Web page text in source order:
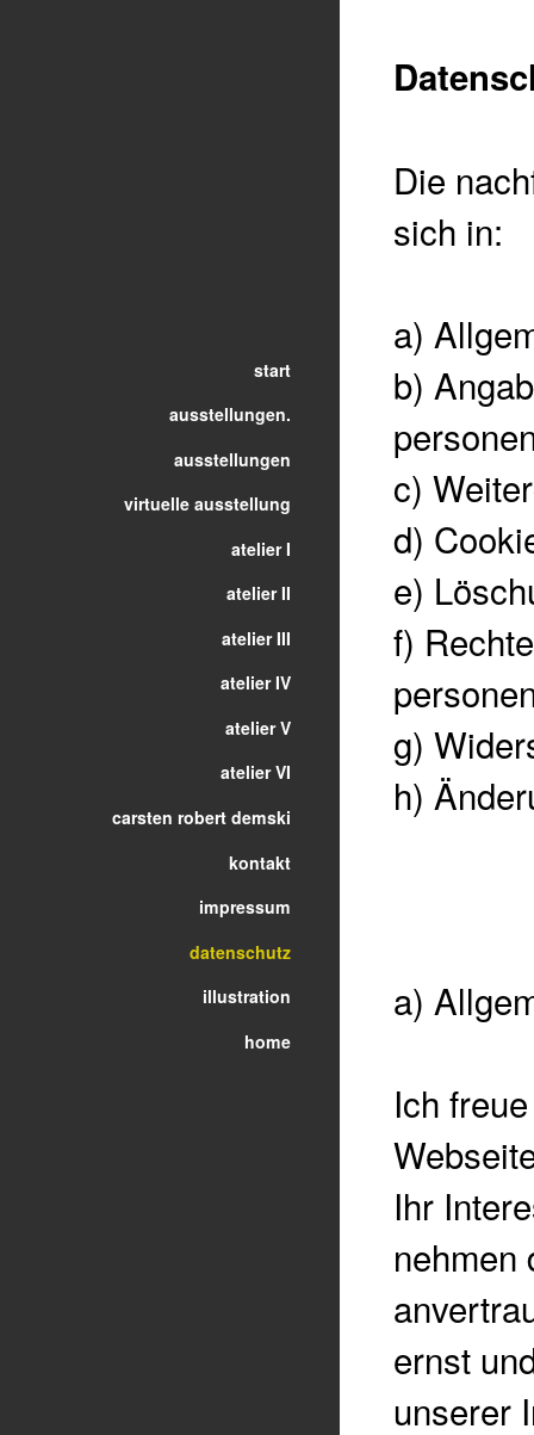
start
ausstellungen.
ausstellungen
virtuelle ausstellung
atelier I
atelier II
atelier III
atelier IV
atelier V
atelier VI
carsten robert demski
kontakt
impressum
datenschutz
illustration
home
Die
sich in:
a)
b)
c)
d)
e)
f)
g)
h)
a)
Ich
Ihr
nehmen
ernst
unserer